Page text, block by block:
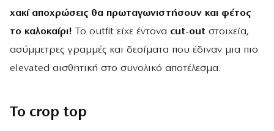
χακί αποχρώσεις θα πρωταγωνιστήσουν και φέτος
το καλοκαίρι! Το outfit είχε έντονα cut-out στοιχεία,
ασύμμετρες γραμμές και δεσίματα που έδιναν μια πιο
elevated αισθητική στο συνολικό αποτέλεσμα.
Το crop top